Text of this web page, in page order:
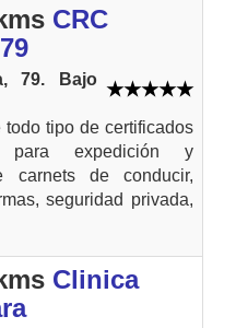
CRC
79. Bajo
todo tipo de certificados
para expedición y
carnets de conducir,
seguridad privada,
Clinica